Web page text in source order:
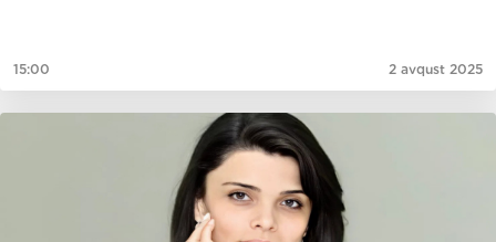
15:00 2 avqust 2025